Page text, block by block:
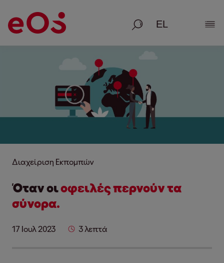
Αναζήτηση
Διαχείριση Εκπομπών
Όταν οιοφειλές περνούν τα
σύνορα.
17 Ιουλ 2023 3 λεπτά